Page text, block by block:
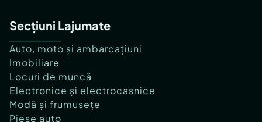
Secțiuni Lajumate
Auto, moto și ambarcațiuni
Imobiliare
Locuri de muncă
Electronice și electrocasnice
Modă și frumusețe
Piese auto